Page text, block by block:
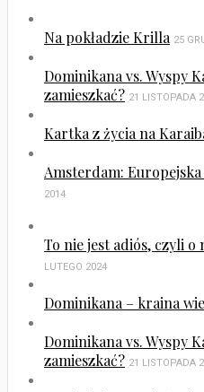
Na pokładzie Krilla 25
Dominikana vs. Wyspy
zamieszkać? 21 LISTOPADA
Kartka z życia na
Amsterdam:
2014
To nie jest adiós, czyli
LUTEGO 2024
Dominikana – kraina
Dominikana vs. Wyspy
zamieszkać? 21 LISTOPADA